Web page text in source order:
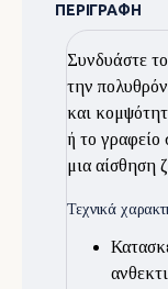
ΠΕΡΙΓΡΑΦΉ
Συνδυάστε
την
και
ή το γραφείο
μια αίσθηση
Τεχνικά